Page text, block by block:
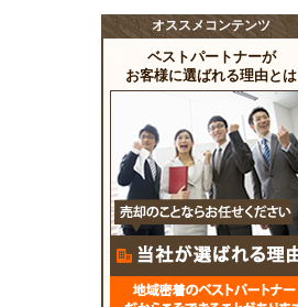
オススメコンテンツ
ベストパートナーが
お客様に選ばれる理由とは